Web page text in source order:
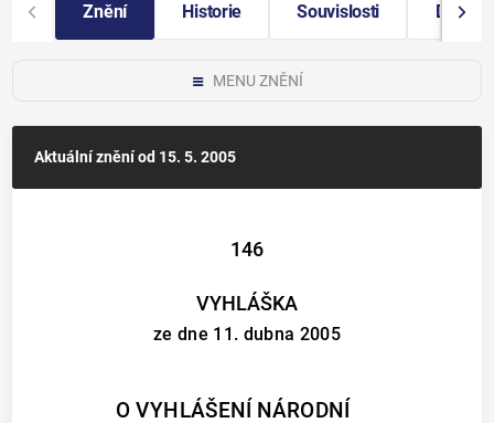
Znění Historie Souvislosti Další
MENU ZNĚNÍ
Aktuální zněníod 15. 5. 2005
146
VYHLÁŠKA
ze dne 11. dubna 2005
O VYHLÁŠENÍ NÁRODNÍ